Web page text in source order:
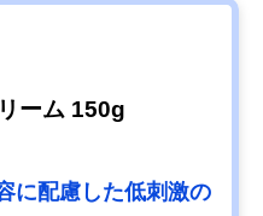
ーム 150g
に配慮した低刺激の